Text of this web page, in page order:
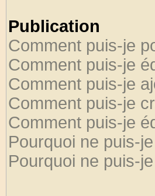
Publication
Comment puis-je
Comment puis-je
Comment puis-je
Comment puis-je
Comment puis-je
Pourquoi ne puis-
Pourquoi ne puis-